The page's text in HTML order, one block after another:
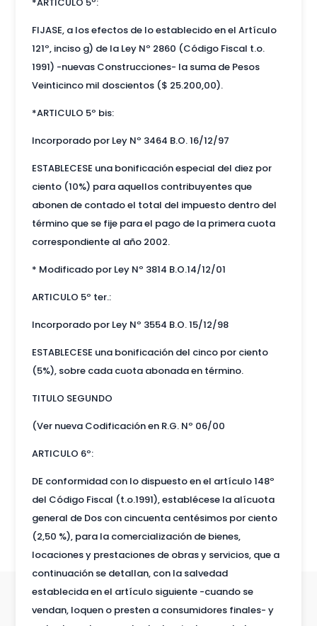
FIJASE, a los efectos de lo establecido en el Artículo
121º, inciso g) de la Ley Nº 2860 (Código Fiscal t.o.
1991) -nuevas Construcciones- la suma de Pesos
Veinticinco mil doscientos ($ 25.200,00).
*ARTICULO 5º bis:
Incorporado por Ley Nº 3464 B.O. 16/12/97
ESTABLECESE una bonificación especial del diez por
ciento (10%) para aquellos contribuyentes que
abonen de contado el total del impuesto dentro del
término que se fije para el pago de la primera cuota
correspondiente al año 2002.
* Modificado por Ley Nº 3814 B.O.14/12/01
ARTICULO 5º ter.:
Incorporado por Ley Nº 3554 B.O. 15/12/98
ESTABLECESE una bonificación del cinco por ciento
(5%), sobre cada cuota abonada en término.
TITULO SEGUNDO
(Ver nueva Codificación en R.G. Nº 06/00
ARTICULO 6º:
DE conformidad con lo dispuesto en el artículo 148º
del Código Fiscal (t.o.1991), establécese la alícuota
general de Dos con cincuenta centésimos por ciento
(2,50 %), para la comercialización de bienes,
locaciones y prestaciones de obras y servicios, que a
continuación se detallan, con la salvedad
establecida en el artículo siguiente -cuando se
vendan, loquen o presten a consumidores finales- y